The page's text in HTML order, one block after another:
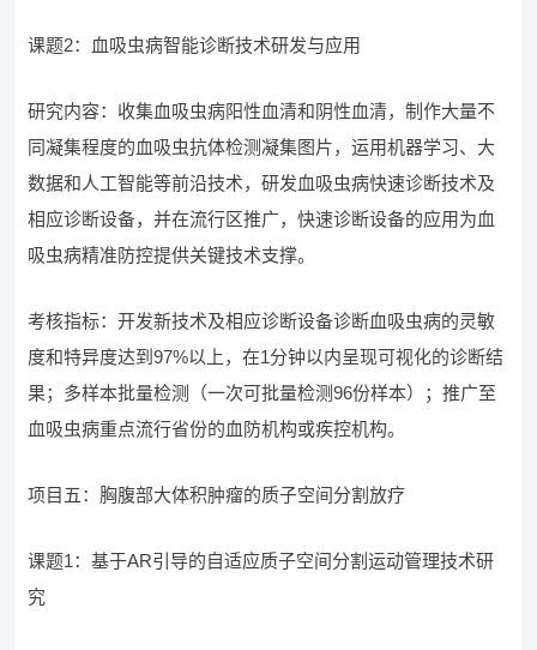
课题2：血吸虫病智能诊断技术研发与应用
研究内容：收集血吸虫病阳性血清和阴性血清，制作大量不
同凝集程度的血吸虫抗体检测凝集图片，运用机器学习、大
数据和人工智能等前沿技术，研发血吸虫病快速诊断技术及
相应诊断设备，并在流行区推广，快速诊断设备的应用为血
吸虫病精准防控提供关键技术支撑。
考核指标：开发新技术及相应诊断设备诊断血吸虫病的灵敏
度和特异度达到97%以上，在1分钟以内呈现可视化的诊断结
果；多样本批量检测（一次可批量检测96份样本）；推广至
血吸虫病重点流行省份的血防机构或疾控机构。
项目五：胸腹部大体积肿瘤的质子空间分割放疗
课题1：基于AR引导的自适应质子空间分割运动管理技术研
究